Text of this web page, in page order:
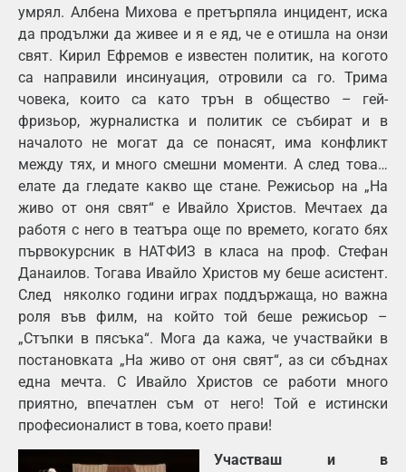
умрял. Албена Михова е претърпяла инцидент, иска
да продължи да живее и я е яд, че е отишла на онзи
свят. Кирил Ефремов е известен политик, на когото
са направили инсинуация, отровили са го. Трима
човека, които са като трън в общество – гей-
фризьор, журналистка и политик се събират и в
началото не могат да се понасят, има конфликт
между тях, и много смешни моменти. А след това…
елате да гледате какво ще стане. Режисьор на „На
живо от оня свят“ е Ивайло Христов. Мечтаех да
работя с него в театъра още по времето, когато бях
първокурсник в НАТФИЗ в класа на проф. Стефан
Данаилов. Тогава Ивайло Христов му беше асистент.
След няколко години играх поддържаща, но важна
роля във филм, на който той беше режисьор –
„Стъпки в пясъка“. Мога да кажа, че участвайки в
постановката „На живо от оня свят“, аз си сбъднах
една мечта. С Ивайло Христов се работи много
приятно, впечатлен съм от него! Той е истински
професионалист в това, което прави!
Участваш и в